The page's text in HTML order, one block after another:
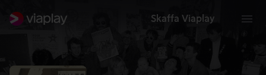
Skaffa Viaplay